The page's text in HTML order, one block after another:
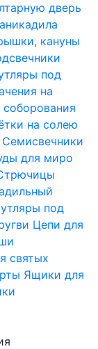
дверь
кануны
под
на
на солею
Семисвечники
для миро
под
Цепи для
святых
Ящики для